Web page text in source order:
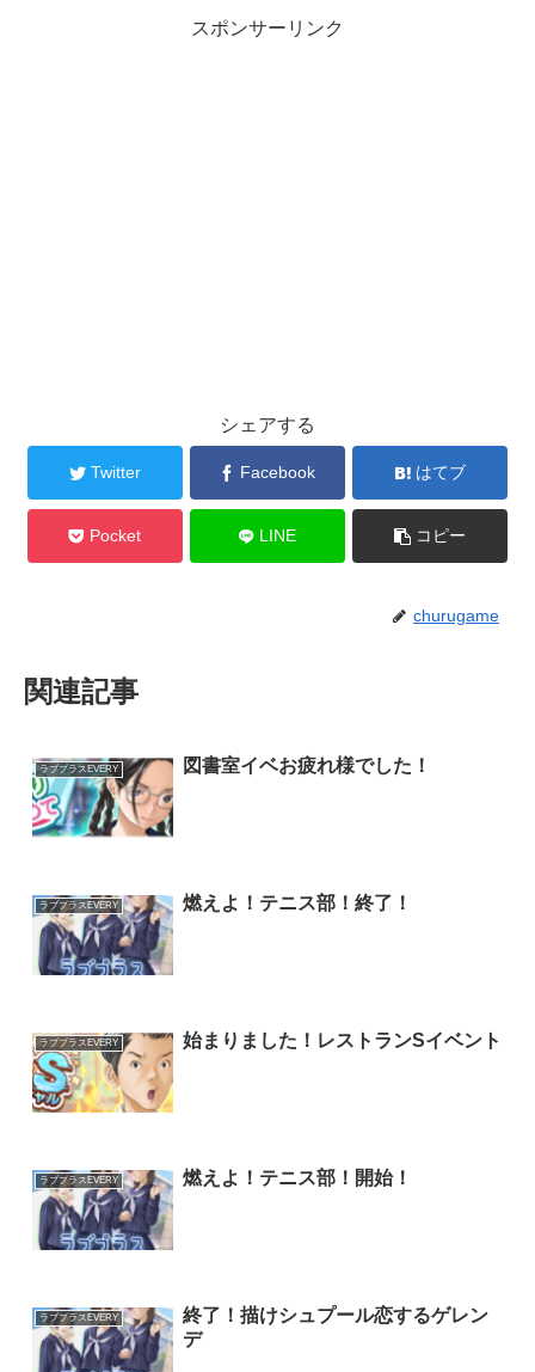
スポンサーリンク
シェアする
Twitter Facebook はてブ
Pocket LINE コピー
churugame
関連記事
ラブプラスEVERY 図書室イベお疲れ様でした！
ラブプラスEVERY 燃えよ！テニス部！終了！
ラブプラスEVERY 始まりました！レストランSイベント
ラブプラスEVERY 燃えよ！テニス部！開始！
ラブプラスEVERY
終了！描けシュプール恋するゲレン
デ